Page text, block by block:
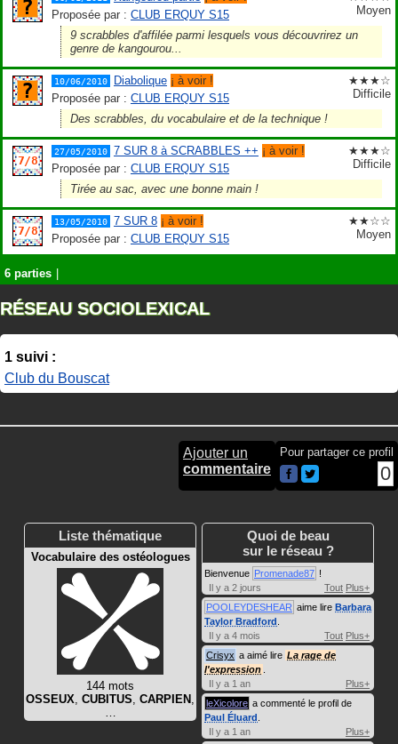
Moyen
Proposée par : CLUB ERQUY S15
9 scrabbles d'affilée parmi lesquels vous découvrirez un
genre de kangourou...
10/06/2010 Diabolique ¡ à voir !
★★★☆
Difficile
Proposée par : CLUB ERQUY S15
Des scrabbles, du vocabulaire et de la technique !
27/05/2010 7 SUR 8 à SCRABBLES ++ ¡ à voir !
★★★☆
Difficile
Proposée par : CLUB ERQUY S15
Tirée au sac, avec une bonne main !
13/05/2010 7 SUR 8 ¡ à voir !
★★☆☆
Moyen
Proposée par : CLUB ERQUY S15
6 parties
RÉSEAU SOCIOLEXICAL
1 suivi :
Club du Bouscat
Ajouter un
commentaire
Pour partager ce profil
0
Liste thématique
Vocabulaire des ostéologues
144 mots
OSSEUX CUBITUS CARPIEN
Quoi de beau
sur le réseau ?
Bienvenue Promenade87 !
Il y a 2 jours
Tout Plus+
POOLEYDESHEAR aime lire Barbara
Taylor Bradford
Il y a 4 mois
Tout Plus+
Crisyx a aimé lire La rage de
l'expression
Il y a 1 an
Plus+
leXicolore a commenté le profil de
Paul Éluard
Il y a 1 an
Plus+